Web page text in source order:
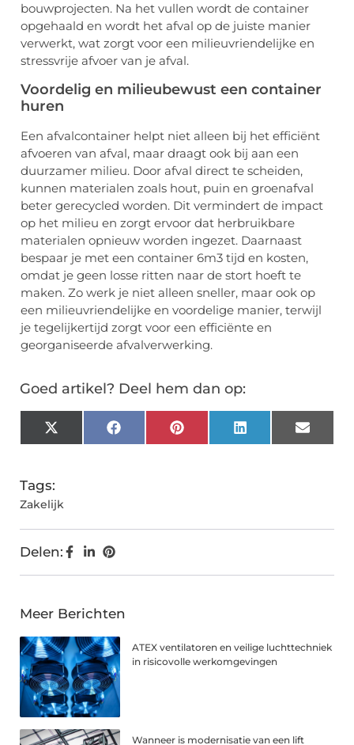
bouwprojecten. Na het vullen wordt de container
opgehaald en wordt het afval op de juiste manier
verwerkt, wat zorgt voor een milieuvriendelijke en
stressvrije afvoer van je afval.
Voordelig en milieubewust een container
huren
Een afvalcontainer helpt niet alleen bij het efficiënt
afvoeren van afval, maar draagt ook bij aan een
duurzamer milieu. Door afval direct te scheiden,
kunnen materialen zoals hout, puin en groenafval
beter gerecycled worden. Dit vermindert de impact
op het milieu en zorgt ervoor dat herbruikbare
materialen opnieuw worden ingezet. Daarnaast
bespaar je met een container 6m3 tijd en kosten,
omdat je geen losse ritten naar de stort hoeft te
maken. Zo werk je niet alleen sneller, maar ook op
een milieuvriendelijke en voordelige manier, terwijl
je tegelijkertijd zorgt voor een efficiënte en
georganiseerde afvalverwerking.
Goed artikel? Deel hem dan op:
X
(Twitter)
FacebookPinterestLinkedInEmail
Tags:
Zakelijk
Delen:
Meer Berichten
ATEX ventilatoren en veilige luchttechniek
in risicovolle werkomgevingen
Wanneer is modernisatie van een lift